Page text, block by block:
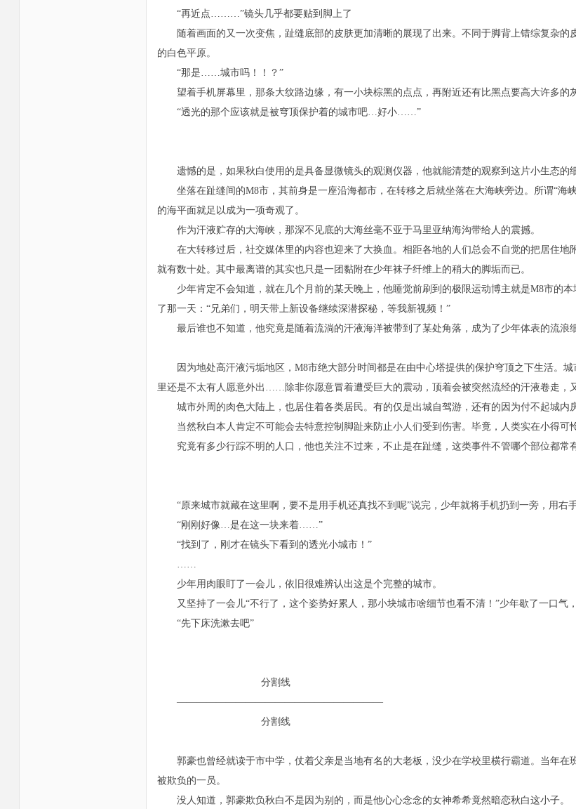
“再近点………”镜头几乎都要贴到脚上了
随着画面的又一次变焦，趾缝底部的皮肤更加清晰的展现了出来。不同于脚背上错综复杂的
的白色平原。
“那是……城市吗！！？”
望着手机屏幕里，那条大纹路边缘，有一小块棕黑的点点，再附近还有比黑点要高大许多的灰
“透光的那个应该就是被穹顶保护着的城市吧…好小……”
遗憾的是，如果秋白使用的是具备显微镜头的观测仪器，他就能清楚的观察到这片小生态的细
坐落在趾缝间的M8市，其前身是一座沿海都市，在转移之后就坐落在大海峡旁边。所谓“海
的海平面就足以成为一项奇观了。
作为汗液贮存的大海峡，那深不见底的大海丝毫不亚于马里亚纳海沟带给人的震撼。
在大转移过后，社交媒体里的内容也迎来了大换血。相距各地的人们总会不自觉的把居住地
就有数十处。其中最离谱的其实也只是一团黏附在少年袜子纤维上的稍大的脚垢而已。
少年肯定不会知道，就在几个月前的某天晚上，他睡觉前刷到的极限运动博主就是M8市的本
了那一天：“兄弟们，明天带上新设备继续深潜探秘，等我新视频！”
最后谁也不知道，他究竟是随着流淌的汗液海洋被带到了某处角落，成为了少年体表的流浪
因为地处高汗液污垢地区，M8市绝大部分时间都是在由中心塔提供的保护穹顶之下生活。城
里还是不太有人愿意外出……除非你愿意冒着遭受巨大的震动，顶着会被突然流经的汗液卷走，
城市外周的肉色大陆上，也居住着各类居民。有的仅是出城自驾游，还有的因为付不起城内
当然秋白本人肯定不可能会去特意控制脚趾来防止小人们受到伤害。毕竟，人类实在小得可怜
究竟有多少行踪不明的人口，他也关注不过来，不止是在趾缝，这类事件不管哪个部位都常有
“原来城市就藏在这里啊，要不是用手机还真找不到呢”说完，少年就将手机扔到一旁，用右
“刚刚好像…是在这一块来着……”
“找到了，刚才在镜头下看到的透光小城市！”
……
少年用肉眼盯了一会儿，依旧很难辨认出这是个完整的城市。
又坚持了一会儿“不行了，这个姿势好累人，那小块城市啥细节也看不清！”少年歇了一口气，
“先下床洗漱去吧”
分割线
—————————————————————
分割线
郭豪也曾经就读于市中学，仗着父亲是当地有名的大老板，没少在学校里横行霸道。当年在
被欺负的一员。
没人知道，郭豪欺负秋白不是因为别的，而是他心心念念的女神希希竟然暗恋秋白这小子。